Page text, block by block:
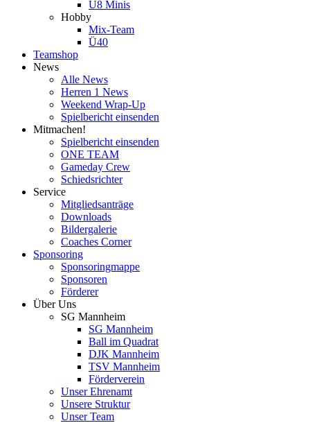
U8 Minis
Hobby
Mix-Team
Ü40
Teamshop
News
Alle News
Herren 1 News
Weekend Wrap-Up
Spielbericht einsenden
Mitmachen!
Spielbericht einsenden
ONE TEAM
Gameday Crew
Schiedsrichter
Service
Mitgliedsanträge
Downloads
Bildergalerie
Coaches Corner
Sponsoring
Sponsoringmappe
Sponsoren
Förderer
Über Uns
SG Mannheim
SG Mannheim
Ball im Quadrat
DJK Mannheim
TSV Mannheim
Förderverein
Unser Ehrenamt
Unsere Struktur
Unser Team